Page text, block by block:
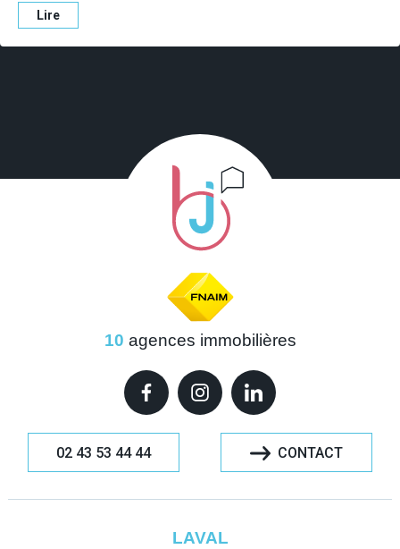
Lire
10 agences immobilières
02 43 53 44 44 CONTACT
LAVAL